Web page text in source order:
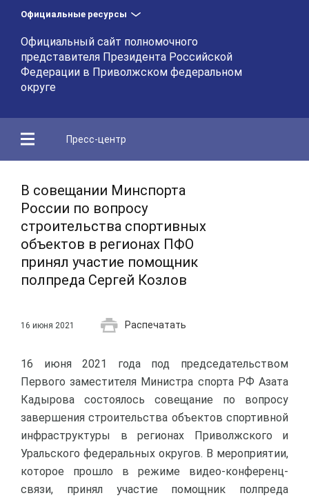
Официальные ресурсы
Официальный сайт полномочного
представителя Президента Российской
Федерации в Приволжском федеральном
округе
Пресс-центр
В совещании Минспорта
России по вопросу
строительства спортивных
объектов в регионах ПФО
принял участие помощник
полпреда Сергей Козлов
16 июня 2021 Распечатать
16 июня 2021 года под председательством
Первого заместителя Министра спорта РФ Азата
Кадырова состоялось совещание по вопросу
завершения строительства объектов спортивной
инфраструктуры в регионах Приволжского и
Уральского федеральных округов. В мероприятии,
которое прошло в режиме видео-конференц-
связи, принял участие помощник полпреда